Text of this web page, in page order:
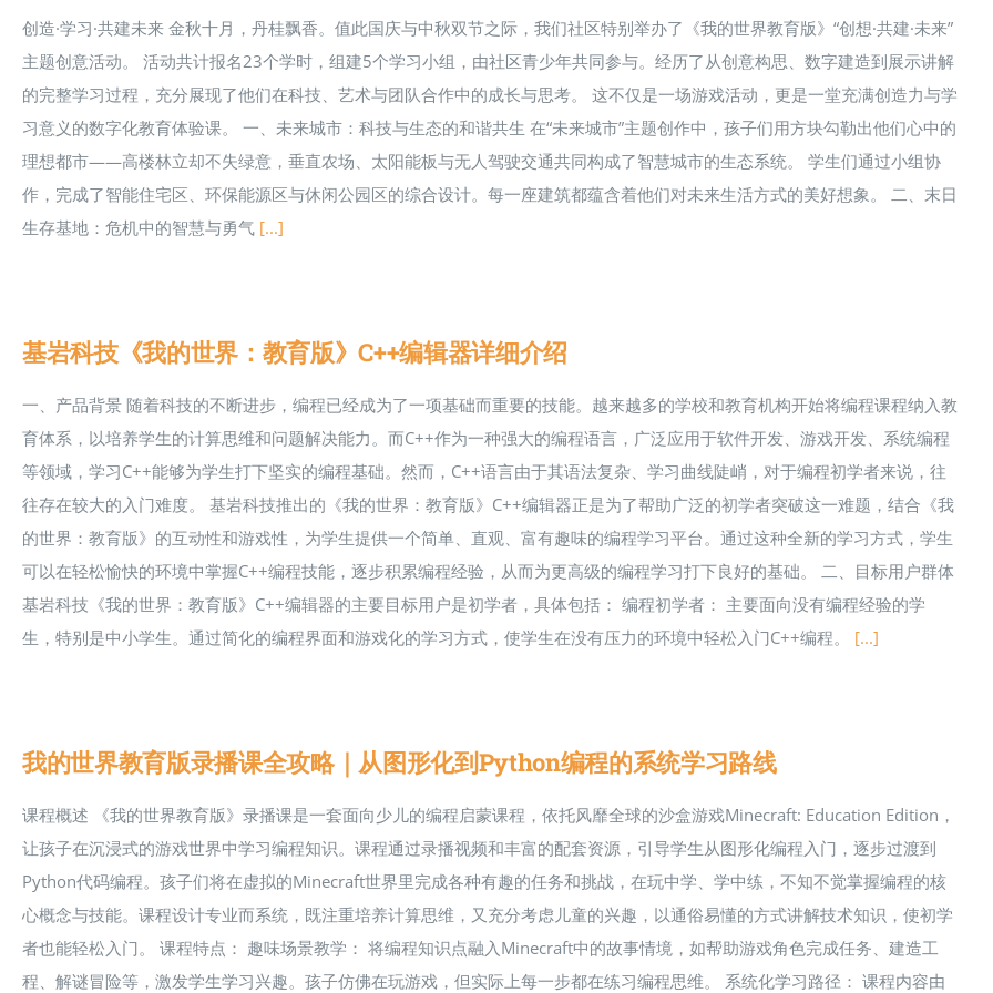
创造·学习·共建未来 金秋十月，丹桂飘香。值此国庆与中秋双节之际，我们社区特别举办了《我的世界教育版》“创想·共建·未来”
主题创意活动。 活动共计报名23个学时，组建5个学习小组，由社区青少年共同参与。经历了从创意构思、数字建造到展示讲解
的完整学习过程，充分展现了他们在科技、艺术与团队合作中的成长与思考。 这不仅是一场游戏活动，更是一堂充满创造力与学
习意义的数字化教育体验课。 一、未来城市：科技与生态的和谐共生 在“未来城市”主题创作中，孩子们用方块勾勒出他们心中的
理想都市——高楼林立却不失绿意，垂直农场、太阳能板与无人驾驶交通共同构成了智慧城市的生态系统。 学生们通过小组协
作，完成了智能住宅区、环保能源区与休闲公园区的综合设计。每一座建筑都蕴含着他们对未来生活方式的美好想象。 二、末日
生存基地：危机中的智慧与勇气 [...]
基岩科技《我的世界：教育版》C++编辑器详细介绍
一、产品背景 随着科技的不断进步，编程已经成为了一项基础而重要的技能。越来越多的学校和教育机构开始将编程课程纳入教
育体系，以培养学生的计算思维和问题解决能力。而C++作为一种强大的编程语言，广泛应用于软件开发、游戏开发、系统编程
等领域，学习C++能够为学生打下坚实的编程基础。然而，C++语言由于其语法复杂、学习曲线陡峭，对于编程初学者来说，往
往存在较大的入门难度。 基岩科技推出的《我的世界：教育版》C++编辑器正是为了帮助广泛的初学者突破这一难题，结合《我
的世界：教育版》的互动性和游戏性，为学生提供一个简单、直观、富有趣味的编程学习平台。通过这种全新的学习方式，学生
可以在轻松愉快的环境中掌握C++编程技能，逐步积累编程经验，从而为更高级的编程学习打下良好的基础。 二、目标用户群体
基岩科技《我的世界：教育版》C++编辑器的主要目标用户是初学者，具体包括： 编程初学者： 主要面向没有编程经验的学
生，特别是中小学生。通过简化的编程界面和游戏化的学习方式，使学生在没有压力的环境中轻松入门C++编程。 [...]
我的世界教育版录播课全攻略｜从图形化到Python编程的系统学习路线
课程概述 《我的世界教育版》录播课是一套面向少儿的编程启蒙课程，依托风靡全球的沙盒游戏Minecraft: Education Edition，
让孩子在沉浸式的游戏世界中学习编程知识。课程通过录播视频和丰富的配套资源，引导学生从图形化编程入门，逐步过渡到
Python代码编程。孩子们将在虚拟的Minecraft世界里完成各种有趣的任务和挑战，在玩中学、学中练，不知不觉掌握编程的核
心概念与技能。课程设计专业而系统，既注重培养计算思维，又充分考虑儿童的兴趣，以通俗易懂的方式讲解技术知识，使初学
者也能轻松入门。 课程特点： 趣味场景教学： 将编程知识点融入Minecraft中的故事情境，如帮助游戏角色完成任务、建造工
程、解谜冒险等，激发学生学习兴趣。孩子仿佛在玩游戏，但实际上每一步都在练习编程思维。 系统化学习路径： 课程内容由